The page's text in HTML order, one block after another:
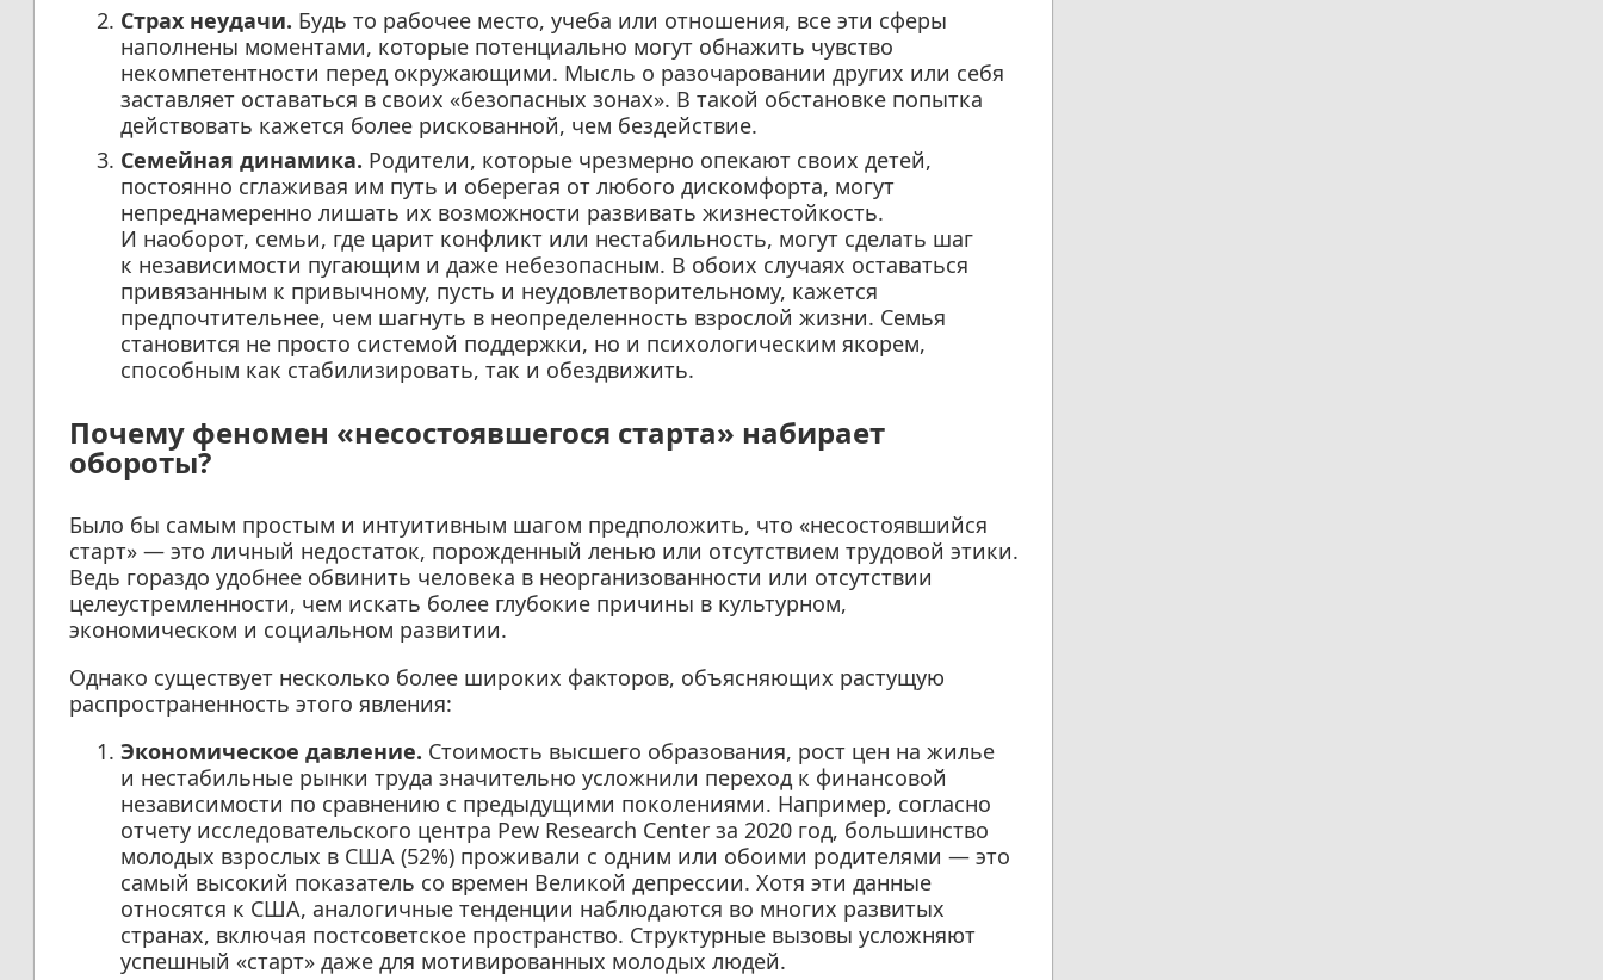
Страх неудачи. Будь то рабочее место, учеба или отношения, все эти сферы
наполнены моментами, которые потенциально могут обнажить чувство
некомпетентности перед окружающими. Мысль о разочаровании других или себя
заставляет оставаться в своих «безопасных зонах». В такой обстановке попытка
действовать кажется более рискованной, чем бездействие.
Семейная динамика. Родители, которые чрезмерно опекают своих детей,
постоянно сглаживая им путь и оберегая от любого дискомфорта, могут
непреднамеренно лишать их возможности развивать жизнестойкость.
И наоборот, семьи, где царит конфликт или нестабильность, могут сделать шаг
к независимости пугающим и даже небезопасным. В обоих случаях оставаться
привязанным к привычному, пусть и неудовлетворительному, кажется
предпочтительнее, чем шагнуть в неопределенность взрослой жизни. Семья
становится не просто системой поддержки, но и психологическим якорем,
способным как стабилизировать, так и обездвижить.
Почему феномен «несостоявшегося старта» набирает
обороты?
Было бы самым простым и интуитивным шагом предположить, что «несостоявшийся
старт» — это личный недостаток, порожденный ленью или отсутствием трудовой этики.
Ведь гораздо удобнее обвинить человека в неорганизованности или отсутствии
целеустремленности, чем искать более глубокие причины в культурном,
экономическом и социальном развитии.
Однако существует несколько более широких факторов, объясняющих растущую
распространенность этого явления:
Экономическое давление. Стоимость высшего образования, рост цен на жилье
и нестабильные рынки труда значительно усложнили переход к финансовой
независимости по сравнению с предыдущими поколениями. Например, согласно
отчету исследовательского центра Pew Research Center за 2020 год, большинство
молодых взрослых в США (52%) проживали с одним или обоими родителями — это
самый высокий показатель со времен Великой депрессии. Хотя эти данные
относятся к США, аналогичные тенденции наблюдаются во многих развитых
странах, включая постсоветское пространство. Структурные вызовы усложняют
успешный «старт» даже для мотивированных молодых людей.